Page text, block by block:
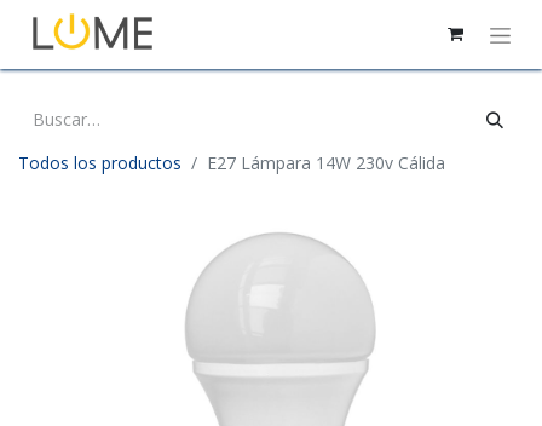
Todos los productos E27 Lámpara 14W 230v Cálida